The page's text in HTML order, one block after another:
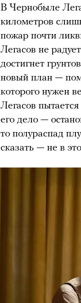
В Чернобыле
километров
пожар почти
Легасов не
достигнет
новый план —
которого нужен
Легасов
его дело —
то полураспад
сказать — не в